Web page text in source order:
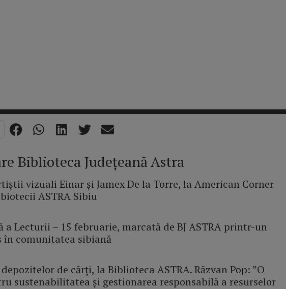
Biblioteca Județeană Astra
vizuali Einar și Jamex De la Torre, la American Corner
ASTRA Sibiu
a Lecturii – 15 februarie, marcată de BJ ASTRA printr-un
în comunitatea sibiană
de cărți, la Biblioteca ASTRA. Răzvan Pop: ”O
sustenabilitatea și gestionarea responsabilă a resurselor